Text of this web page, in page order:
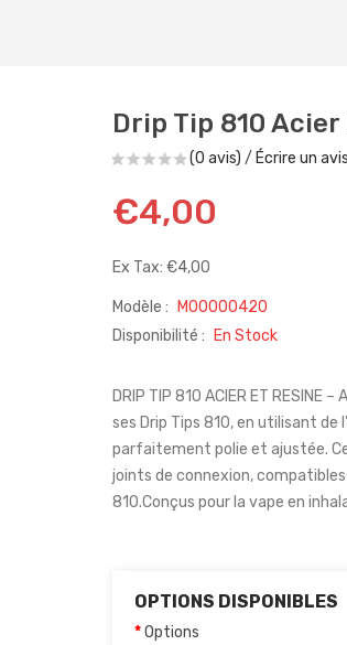
Drip Tip 810 Acier
(0 avis) / Écrire un avis
€4,00
Ex Tax: €4,00
Modèle :
M00000420
Disponibilité :
En Stock
DRIP TIP 810 ACIER ET RESINE
ses Drip Tips 810, en utilisant de
parfaitement polie et ajustée.
joints de connexion,
810.Conçus pour la vape en
OPTIONS DISPONIBLES
Options